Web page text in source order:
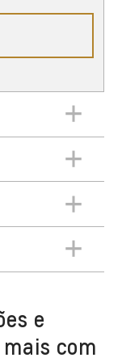
de um
você e
para
e
com